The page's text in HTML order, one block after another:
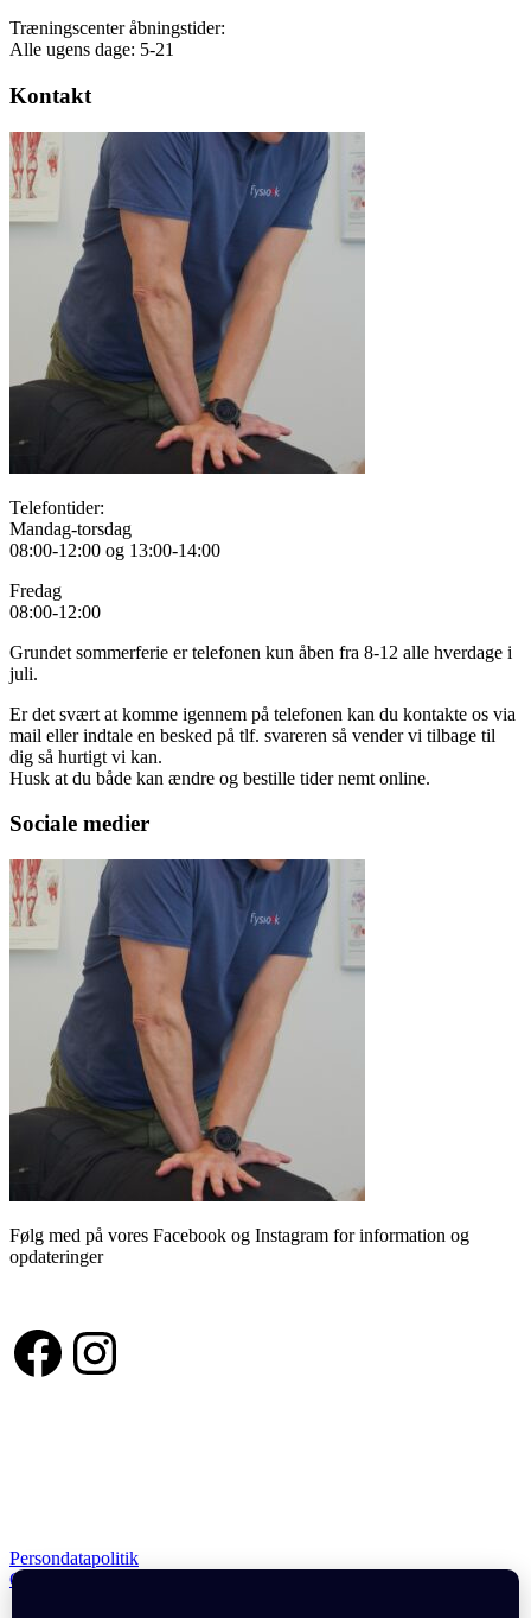
Træningscenter åbningstider:
Alle ugens dage: 5-21
Kontakt
Telefontider:
Mandag-torsdag
08:00-12:00 og 13:00-14:00
Fredag
08:00-12:00
Grundet sommerferie er telefonen kun åben fra 8-12 alle hverdage i
juli.
Er det svært at komme igennem på telefonen kan du kontakte os via
mail eller indtale en besked på tlf. svareren så vender vi tilbage til
dig så hurtigt vi kan.
Husk at du både kan ændre og bestille tider nemt online.
Sociale medier
Følg med på vores Facebook og Instagram for information og
opdateringer
Facebook
Instagram
Persondatapolitik
Cookie og privatlivspolitik